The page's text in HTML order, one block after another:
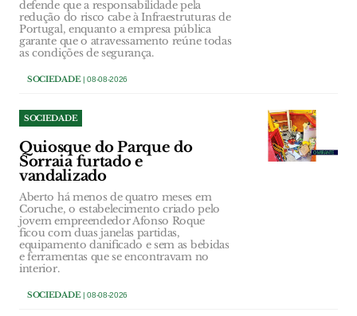
defende que a responsabilidade pela
redução do risco cabe à Infraestruturas de
Portugal, enquanto a empresa pública
garante que o atravessamento reúne todas
as condições de segurança.
SOCIEDADE| 08-08-2026
SOCIEDADE
Quiosque do Parque do
Sorraia furtado e
vandalizado
Aberto há menos de quatro meses em
Coruche, o estabelecimento criado pelo
jovem empreendedor Afonso Roque
ficou com duas janelas partidas,
equipamento danificado e sem as bebidas
e ferramentas que se encontravam no
interior.
SOCIEDADE| 08-08-2026